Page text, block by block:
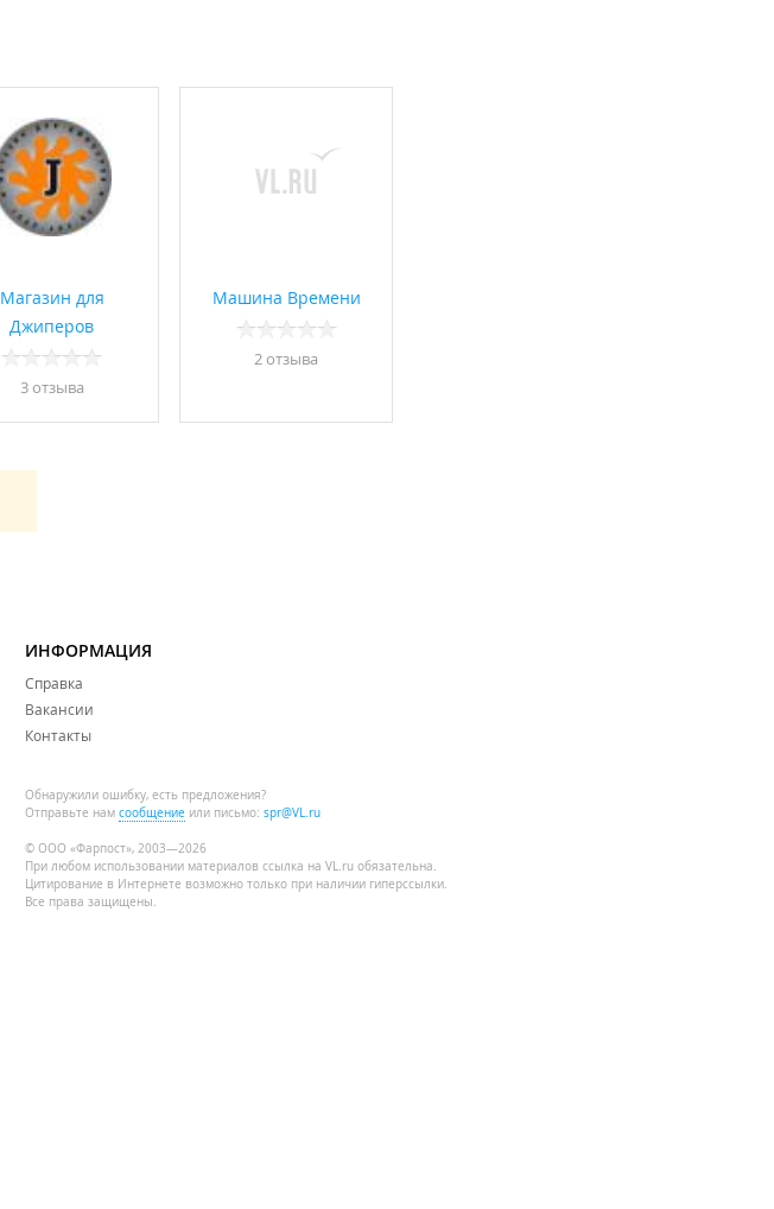
Магазин для
Джиперов
3 отзывa
Машина Времени
2 отзывa
ИНФОРМАЦИЯ
Справка
Вакансии
Контакты
Обнаружили ошибку, есть предложения?
Отправьте нам сообщение или письмо: spr@VL.ru
© ООО «Фарпост», 2003—2026
При любом использовании материалов ссылка на VL.ru обязательна.
Цитирование в Интернете возможно только при наличии гиперссылки.
Все права защищены.